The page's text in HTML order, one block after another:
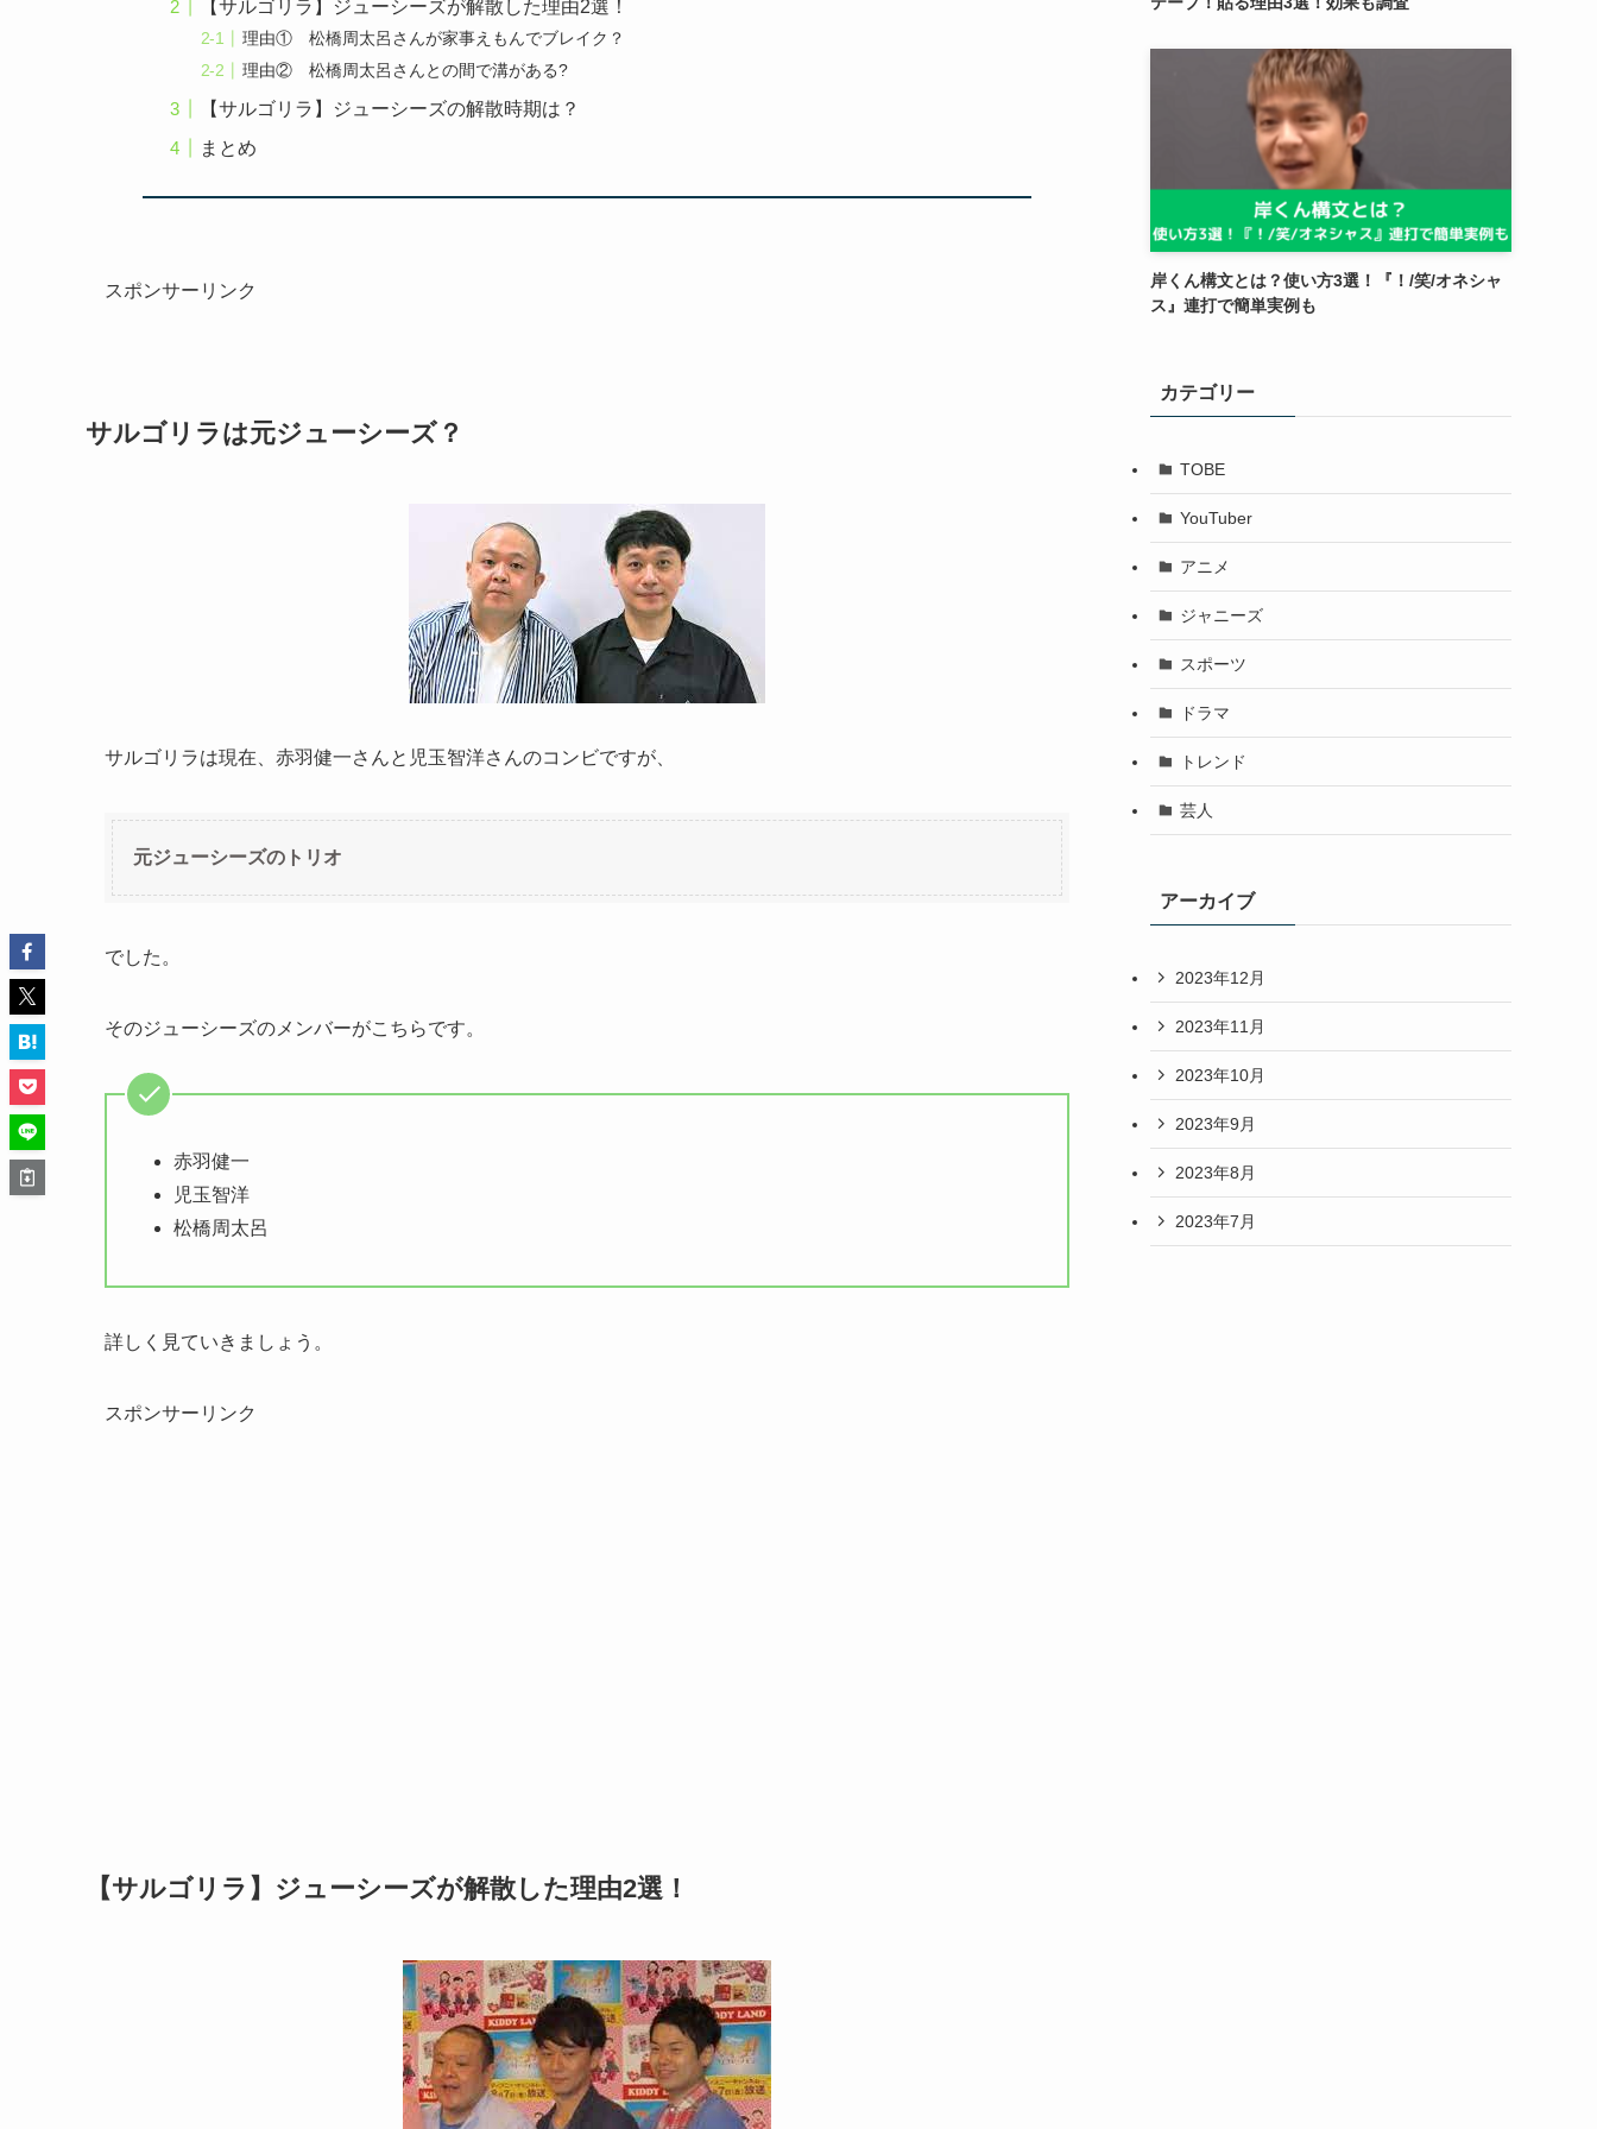
【サルゴリラ】ジューシーズが解散した理由2選！
理由① 松橋周太呂さんが家事えもんでブレイク？
理由② 松橋周太呂さんとの間で溝がある?
【サルゴリラ】ジューシーズの解散時期は？
まとめ
スポンサーリンク
サルゴリラは元ジューシーズ？
サルゴリラは現在、赤羽健一さんと児玉智洋さんのコンビですが、
元ジューシーズのトリオ
でした。
そのジューシーズのメンバーがこちらです。
赤羽健一
児玉智洋
松橋周太呂
詳しく見ていきましょう。
スポンサーリンク
【サルゴリラ】ジューシーズが解散した理由2選！
岸くん構文とは？使い方3選！『！/笑/オネシャ
ス』連打で簡単実例も
カテゴリー
TOBE
YouTuber
アニメ
ジャニーズ
スポーツ
ドラマ
トレンド
芸人
アーカイブ
2023年12月
2023年11月
2023年10月
2023年9月
2023年8月
2023年7月